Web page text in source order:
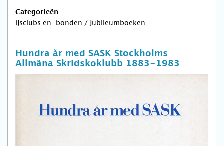
Categorieën
IJsclubs en -bonden / Jubileumboeken
Hundra år med SASK Stockholms
Allmäna Skridskoklubb 1883-1983